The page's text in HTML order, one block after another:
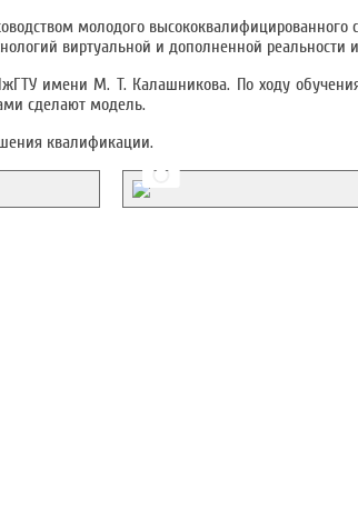
молодого высококвалифицированного
виртуальной и дополненной реальности
имени М. Т. Калашникова. По ходу
сделают модель.
квалификации.